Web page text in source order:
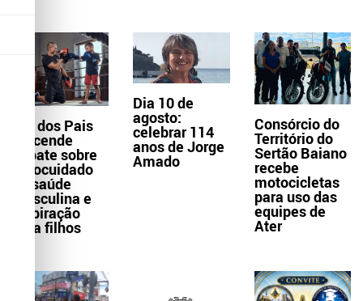
Dia dos Pais
reacende
debate sobre
autocuidado
da saúde
masculina e
inspiração
para filhos
Dia 10 de
agosto:
celebrar 114
anos de Jorge
Amado
Consórcio do
Território do
Sertão Baiano
recebe
motocicletas
para uso das
equipes de
Ater